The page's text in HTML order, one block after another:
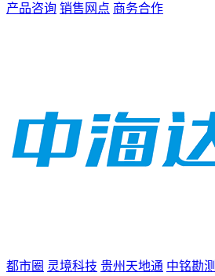
产品咨询 销售网点 商务合作
都市圈 灵境科技 贵州天地通 中铭勘测